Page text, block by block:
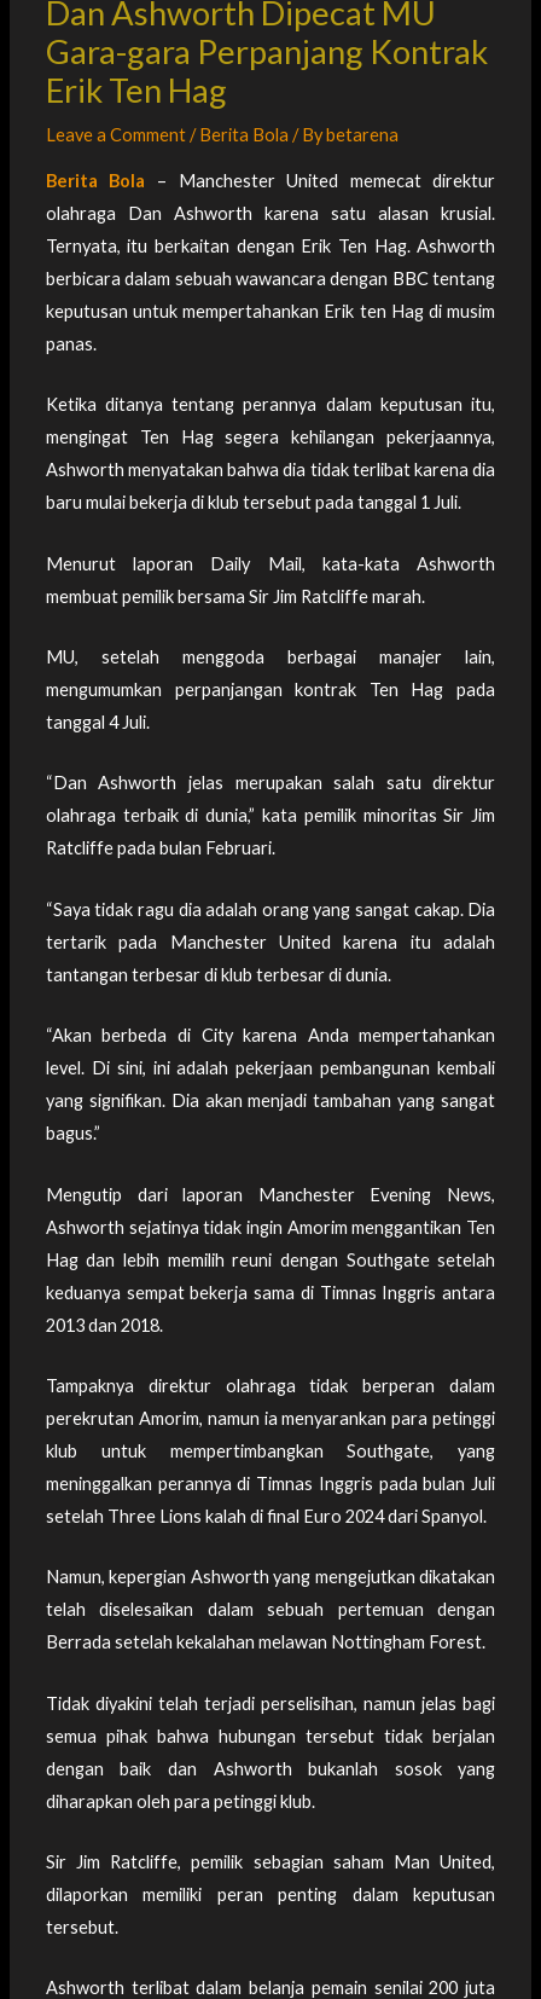
Dan Ashworth Dipecat MU
Gara-gara Perpanjang Kontrak
Erik Ten Hag
Leave a Comment/Berita Bola / Bybetarena
Berita Bola – Manchester United memecat direktur
olahraga Dan Ashworth karena satu alasan krusial.
Ternyata, itu berkaitan dengan Erik Ten Hag. Ashworth
berbicara dalam sebuah wawancara dengan BBC tentang
keputusan untuk mempertahankan Erik ten Hag di musim
panas.
Ketika ditanya tentang perannya dalam keputusan itu,
mengingat Ten Hag segera kehilangan pekerjaannya,
Ashworth menyatakan bahwa dia tidak terlibat karena dia
baru mulai bekerja di klub tersebut pada tanggal 1 Juli.
Menurut laporan Daily Mail, kata-kata Ashworth
membuat pemilik bersama Sir Jim Ratcliffe marah.
MU, setelah menggoda berbagai manajer lain,
mengumumkan perpanjangan kontrak Ten Hag pada
tanggal 4 Juli.
“Dan Ashworth jelas merupakan salah satu direktur
olahraga terbaik di dunia,” kata pemilik minoritas Sir Jim
Ratcliffe pada bulan Februari.
“Saya tidak ragu dia adalah orang yang sangat cakap. Dia
tertarik pada Manchester United karena itu adalah
tantangan terbesar di klub terbesar di dunia.
“Akan berbeda di City karena Anda mempertahankan
level. Di sini, ini adalah pekerjaan pembangunan kembali
yang signifikan. Dia akan menjadi tambahan yang sangat
bagus.”
Mengutip dari laporan Manchester Evening News,
Ashworth sejatinya tidak ingin Amorim menggantikan Ten
Hag dan lebih memilih reuni dengan Southgate setelah
keduanya sempat bekerja sama di Timnas Inggris antara
2013 dan 2018.
Tampaknya direktur olahraga tidak berperan dalam
perekrutan Amorim, namun ia menyarankan para petinggi
klub untuk mempertimbangkan Southgate, yang
meninggalkan perannya di Timnas Inggris pada bulan Juli
setelah Three Lions kalah di final Euro 2024 dari Spanyol.
Namun, kepergian Ashworth yang mengejutkan dikatakan
telah diselesaikan dalam sebuah pertemuan dengan
Berrada setelah kekalahan melawan Nottingham Forest.
Tidak diyakini telah terjadi perselisihan, namun jelas bagi
semua pihak bahwa hubungan tersebut tidak berjalan
dengan baik dan Ashworth bukanlah sosok yang
diharapkan oleh para petinggi klub.
Sir Jim Ratcliffe, pemilik sebagian saham Man United,
dilaporkan memiliki peran penting dalam keputusan
tersebut.
Ashworth terlibat dalam belanja pemain senilai 200 juta